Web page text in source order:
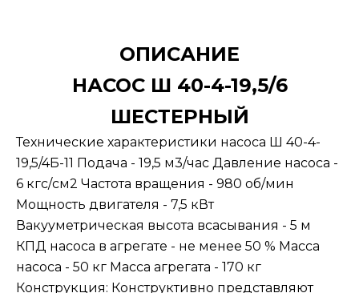
ОПИСАНИЕ
НАСОС Ш 40-4-19,5/6
ШЕСТЕРНЫЙ
Технические характеристики насоса Ш 40-4-
19,5/4Б-11 Подача - 19,5 м3/час Давление насоса -
6 кгс/см2 Частота вращения - 980 об/мин
Мощность двигателя - 7,5 кВт
Вакууметрическая высота всасывания - 5 м
КПД насоса в агрегате - не менее 50 % Масса
насоса - 50 кг Масса агрегата - 170 кг
Конструкция: Конструктивно представляют